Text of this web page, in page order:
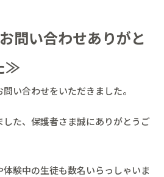
問い合わせありがと
≫
い合わせをいただきました。
た、保護者さま誠にありがとうご
験中の生徒も数名いらっしゃいま